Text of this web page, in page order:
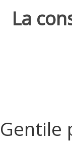
La
Gentile